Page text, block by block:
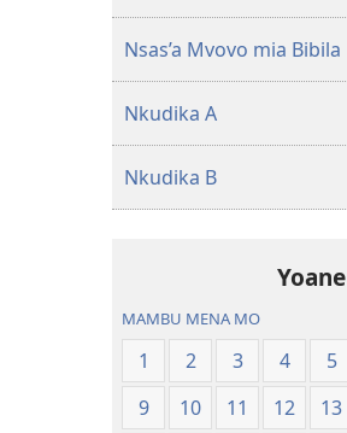
Nsas’a Mvovo mia Bibila
Nkudika A
Nkudika B
Yoane
MAMBU MENA MO
1 2 3 4 5
9
10 11 12 13